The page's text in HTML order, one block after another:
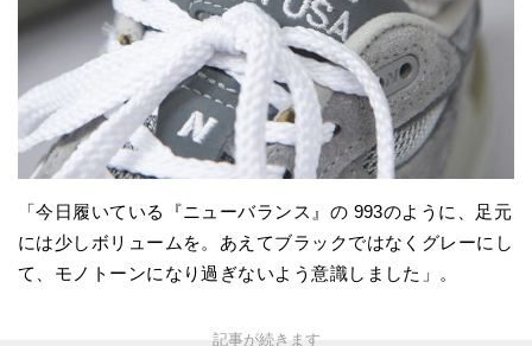
「今日履いている『ニューバランス』の 993のように、足元
には少しボリュームを。あえてブラックではなくグレーにし
て、モノトーンになり過ぎないよう意識しました」。